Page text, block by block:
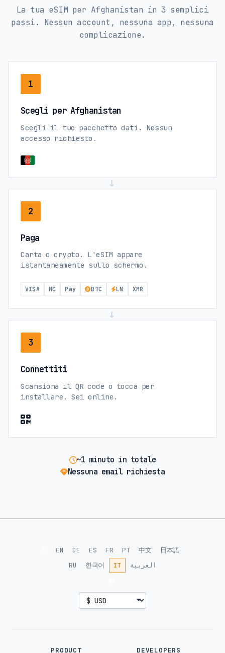
La tua eSIM per Afghanistan in 3 semplici
passi. Nessun account, nessuna app, nessuna
complicazione.
1
Scegli per Afghanistan
Scegli il tuo pacchetto dati. Nessun
accesso richiesto.
2
Paga
Carta o crypto. L'eSIM appare
istantaneamente sullo schermo.
VISA MC Pay BTC LN XMR
→
3
Connettiti
Scansiona il QR code o tocca per
installare. Sei online.
~1 minuto in totale
Nessuna email richiesta
EN DE ES FR PT 中文
日本語
RU
한국어 IT العربية
PRODUCT DEVELOPERS